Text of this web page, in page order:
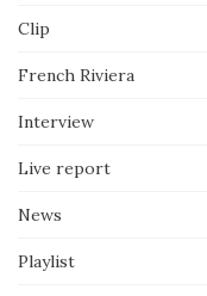
Clip
French Riviera
Interview
Live report
News
Playlist